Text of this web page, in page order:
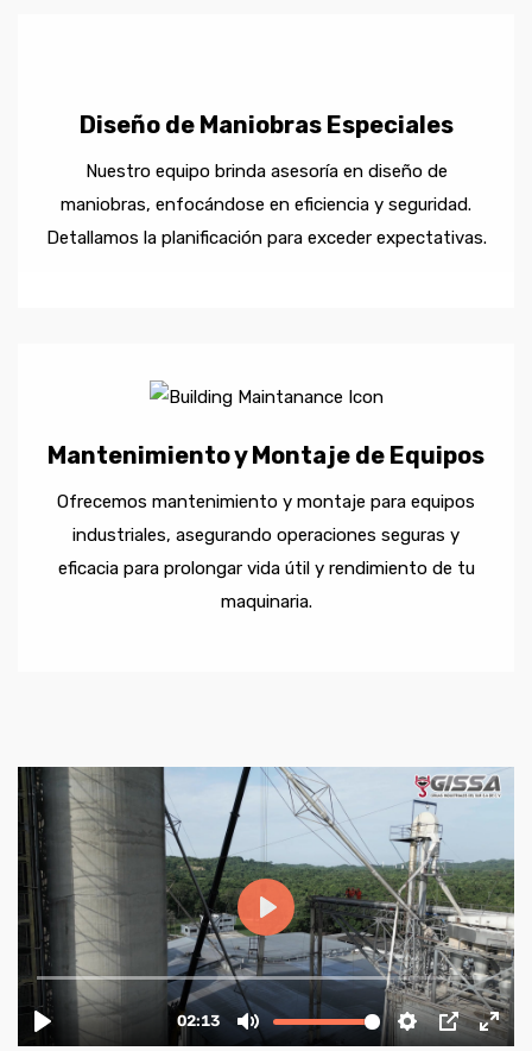
Diseño de Maniobras Especiales
Nuestro equipo brinda asesoría en diseño de
maniobras, enfocándose en eficiencia y seguridad.
Detallamos la planificación para exceder expectativas.
Mantenimiento y Montaje de Equipos
Ofrecemos mantenimiento y montaje para equipos
industriales, asegurando operaciones seguras y
eficacia para prolongar vida útil y rendimiento de tu
maquinaria.